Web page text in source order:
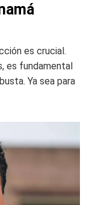
es crucial.
es fundamental
Ya sea para